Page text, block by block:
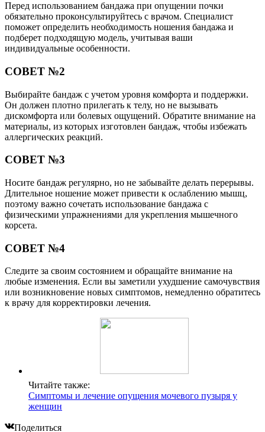
Перед использованием бандажа при опущении почки
обязательно проконсультируйтесь с врачом. Специалист
поможет определить необходимость ношения бандажа и
подберет подходящую модель, учитывая ваши
индивидуальные особенности.
СОВЕТ №2
Выбирайте бандаж с учетом уровня комфорта и поддержки.
Он должен плотно прилегать к телу, но не вызывать
дискомфорта или болевых ощущений. Обратите внимание на
материалы, из которых изготовлен бандаж, чтобы избежать
аллергических реакций.
СОВЕТ №3
Носите бандаж регулярно, но не забывайте делать перерывы.
Длительное ношение может привести к ослаблению мышц,
поэтому важно сочетать использование бандажа с
физическими упражнениями для укрепления мышечного
корсета.
СОВЕТ №4
Следите за своим состоянием и обращайте внимание на
любые изменения. Если вы заметили ухудшение самочувствия
или возникновение новых симптомов, немедленно обратитесь
к врачу для корректировки лечения.
Читайте также:
Симптомы и лечение опущения мочевого пузыря у
женщин
Поделиться